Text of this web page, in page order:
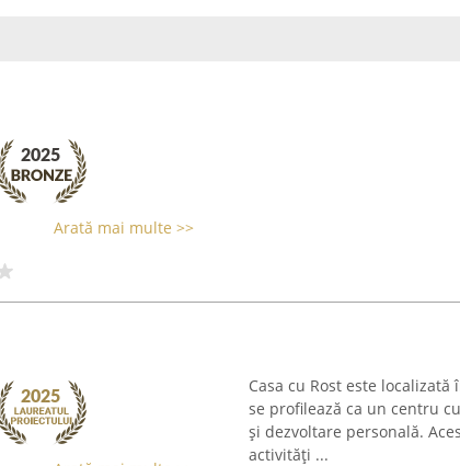
Arată mai multe >>
Casa cu Rost este
se profilează ca un centru
și dezvoltare personală.
activități ...